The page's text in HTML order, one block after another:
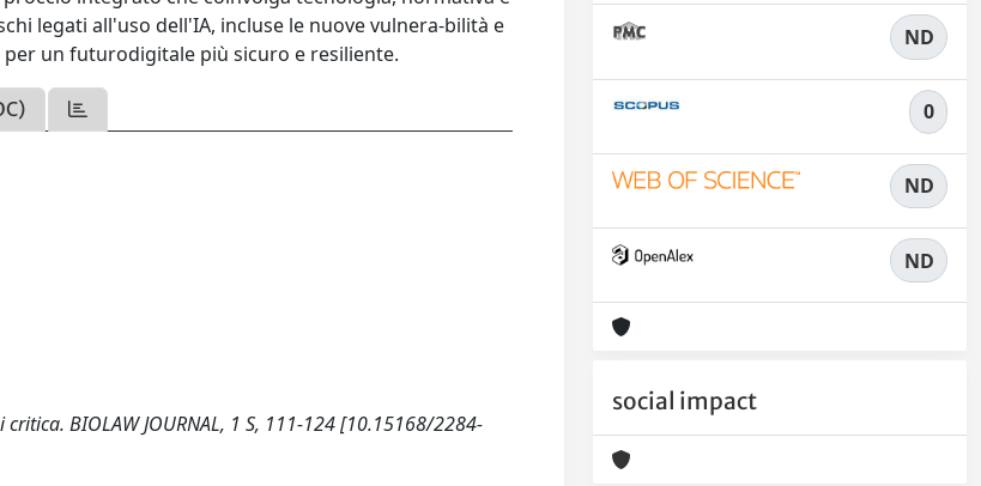
legati all'uso dell'IA, incluse le nuove vulnera-bilità e
un futurodigitale più sicuro e resiliente.
BIOLAW JOURNAL, 1 S, 111-124 [10.15168/2284-
ND
0
ND
ND
social impact